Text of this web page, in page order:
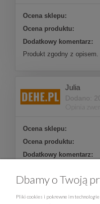
Ocena sklepu:
Ocena produktu:
Dodatkowy komentarz:
Produkt zgodny z
Julia
Dodano:
Opinia
Ocena sklepu:
Ocena produktu:
Dodatkowy komentarz:
Dbamy o Twoją
Pliki cookies i pokrewne im